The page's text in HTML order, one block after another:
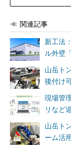
関連記事
新工法
ル外壁
山岳ト
後付け
現場管
リなど
山岳ト
ーム活